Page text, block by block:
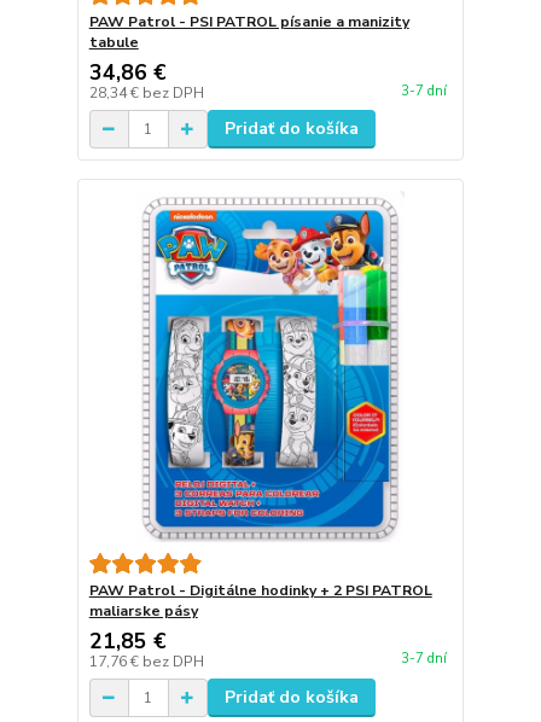
PAW Patrol - PSI PATROL písanie a manizity
tabule
34,86 €
28,34 € bez DPH 3-7 dní
Pridať do košíka
PAW Patrol - Digitálne hodinky + 2 PSI PATROL
maliarske pásy
21,85 €
17,76 € bez DPH 3-7 dní
Pridať do košíka